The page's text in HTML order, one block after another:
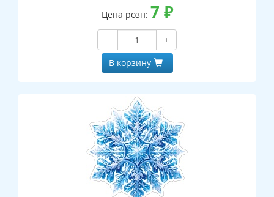
Цена розн: 7 ₽
−
+
В корзину